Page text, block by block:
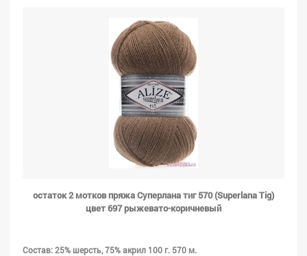
остаток 2 мотков пряжа Суперлана тиг 570 (Superlana Tig)
цвет 697 рыжевато-коричневый
Состав: 25% шерсть, 75% акрил 100 г. 570 м.